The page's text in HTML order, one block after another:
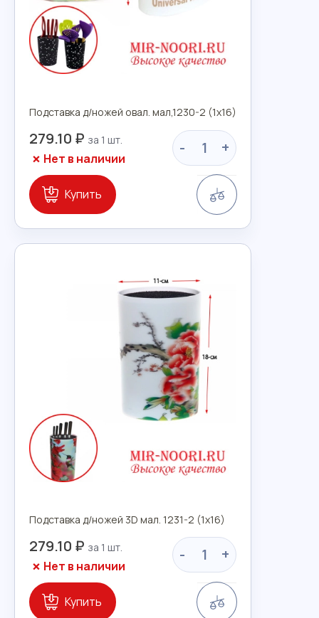
Подставка д/ножей овал. мал,1230-2 (1х16)
279.10 ₽ - +
Нет в наличии
Купить
Подставка д/ножей 3D мал. 1231-2 (1х16)
279.10 ₽ - +
Нет в наличии
Купить